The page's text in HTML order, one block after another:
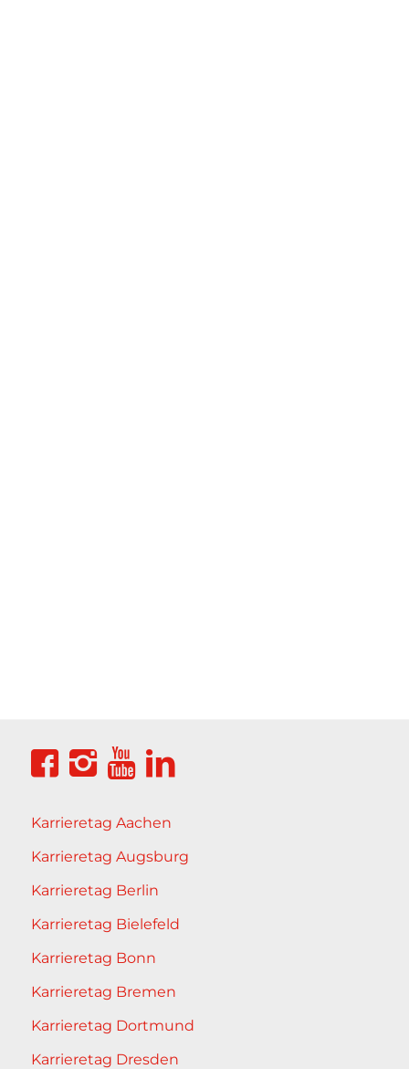
Karrieretag Aachen
Karrieretag Augsburg
Karrieretag Berlin
Karrieretag Bielefeld
Karrieretag Bonn
Karrieretag Bremen
Karrieretag Dortmund
Karrieretag Dresden